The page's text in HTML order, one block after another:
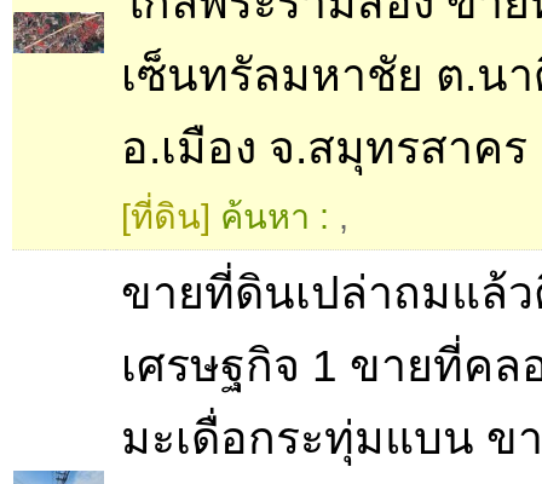
เซ็นทรัลมหาชัย ต.น
อ.เมือง จ.สมุทรสาคร
[ที่ดิน] ค้นหา : ,
ขายที่ดินเปล่าถมแล้
เศรษฐกิจ 1 ขายที่คล
มะเดื่อกระทุ่มแบน ข